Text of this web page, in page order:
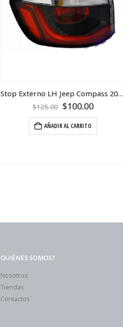
Stop Externo LH Jeep Compass 2019
$125.00 $100.00
AÑADIR AL CARRITO
QUIÉNES SOMOS?
Nosotros
Tiendas
Contactos